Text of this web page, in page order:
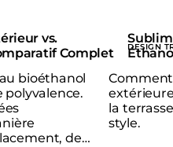
vs.
Complet
bioéthanol
polyvalence.
de
DESIGN
la
style.